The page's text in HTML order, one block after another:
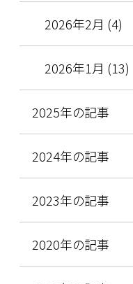
2026年2月 (4)
2026年1月 (13)
2025年の記事
2024年の記事
2023年の記事
2020年の記事